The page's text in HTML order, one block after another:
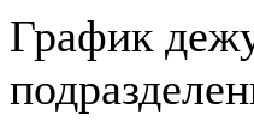
График